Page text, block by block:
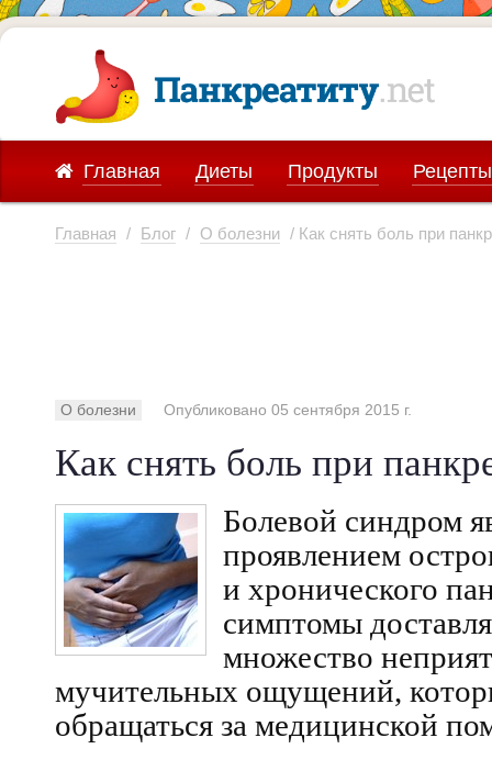
Главная Диеты Продукты Рецепты
Главная / Блог / О болезни / Как снять боль при
О болезни Опубликовано 05 сентября 2015 г.
Как снять боль при
Болевой синдром
проявлением
и хронического
симптомы
множество
мучительных ощущений,
обращаться за медицинской